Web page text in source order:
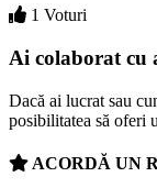
1 Voturi
Ai colaborat cu
Dacă ai lucrat sau
posibilitatea să oferi
ACORDĂ UN